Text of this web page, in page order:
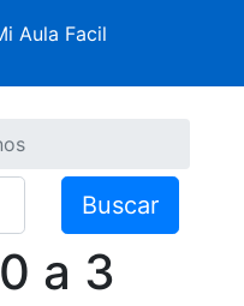
Aula Facil
Buscar
a 3